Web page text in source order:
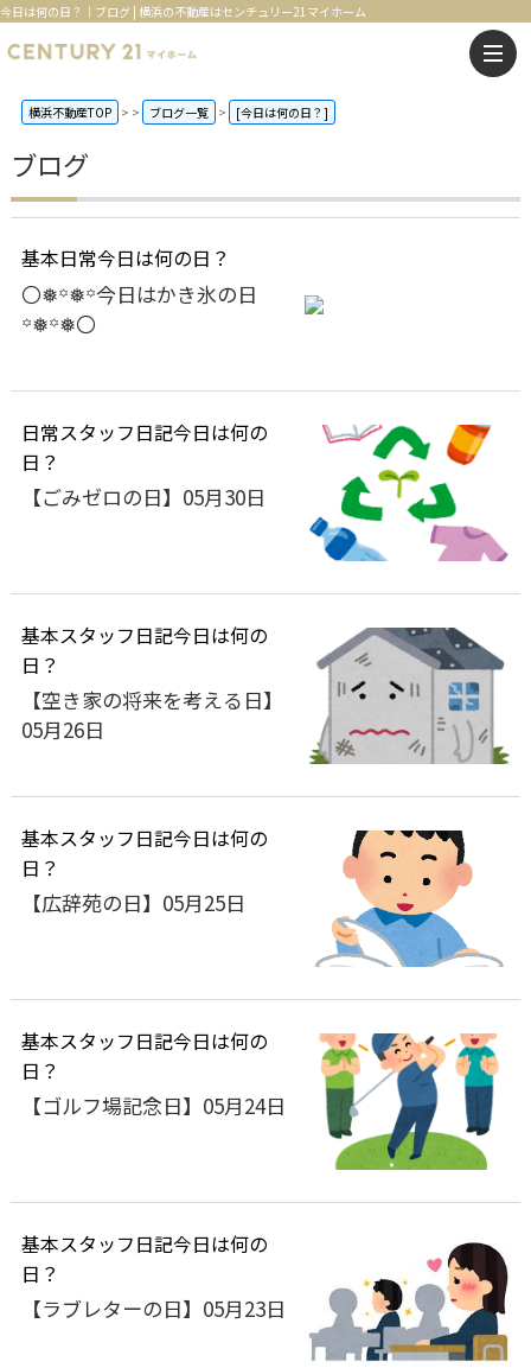
今日は何の日？｜ブログ | 横浜の不動産はセンチュリー21マイホーム
横浜不動産TOP > ブログ一覧 [今日は何の日？]
ブログ
基本日常今日は何の日？
〇❅꙳❅꙳今日はかき氷の日
꙳❅꙳❅〇
日常スタッフ日記今日は何の
日？
【ごみゼロの日】05月30日
基本スタッフ日記今日は何の
日？
【空き家の将来を考える日】
05月26日
基本スタッフ日記今日は何の
日？
【広辞苑の日】05月25日
基本スタッフ日記今日は何の
日？
【ゴルフ場記念日】05月24日
基本スタッフ日記今日は何の
日？
【ラブレターの日】05月23日